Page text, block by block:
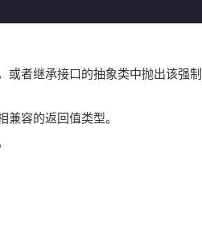
或者继承接口的抽象类中抛出该强制
容的返回值类型。